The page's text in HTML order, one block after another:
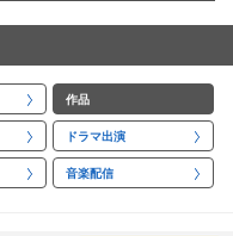
作品
ドラマ出演
音楽配信